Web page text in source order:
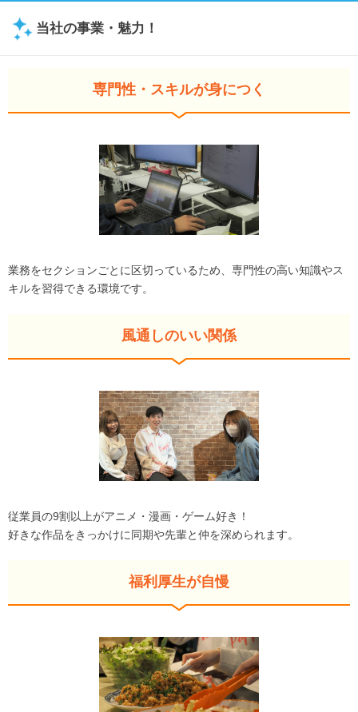
当社の事業・魅力！
専門性・スキルが身につく
業務をセクションごとに区切っているため、専門性の高い知識やス
キルを習得できる環境です。
風通しのいい関係
従業員の9割以上がアニメ・漫画・ゲーム好き！
好きな作品をきっかけに同期や先輩と仲を深められます。
福利厚生が自慢